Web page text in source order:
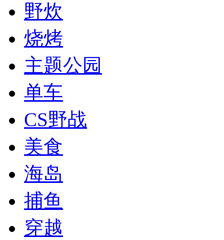
野炊
烧烤
主题公园
单车
CS野战
美食
海岛
捕鱼
穿越